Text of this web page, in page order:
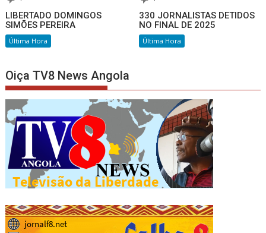
LIBERTADO DOMINGOS
SIMÕES PEREIRA
Última Hora
330 JORNALISTAS DETIDOS
NO FINAL DE 2025
Última Hora
Oiça TV8 News Angola